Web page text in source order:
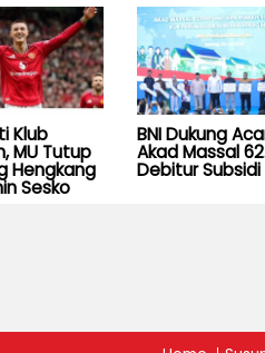
Klub
MU Tutup
Hengkang
Sesko
BNI Dukung
Akad Massal
Debitur Subsidi